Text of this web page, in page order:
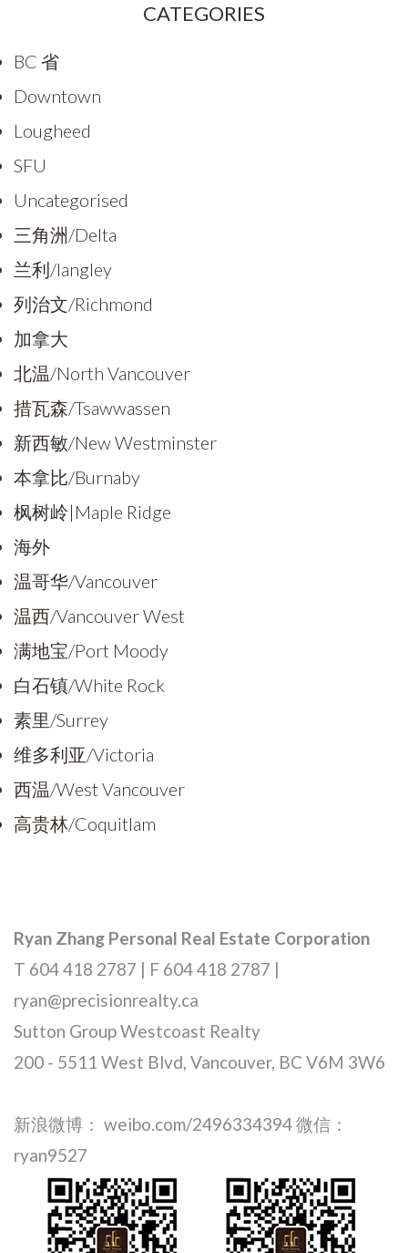
CATEGORIES
BC 省
Downtown
Lougheed
SFU
Uncategorised
三角洲/Delta
兰利/langley
列治文/Richmond
加拿大
北温/North Vancouver
措瓦森/Tsawwassen
新西敏/New Westminster
本拿比/Burnaby
枫树岭|Maple Ridge
海外
温哥华/Vancouver
温西/Vancouver West
满地宝/Port Moody
白石镇/White Rock
素里/Surrey
维多利亚/Victoria
西温/West Vancouver
高贵林/Coquitlam
Ryan Zhang Personal Real Estate Corporation
T 604 418 2787 | F 604 418 2787 |
ryan@precisionrealty.ca
Sutton Group Westcoast Realty
200 - 5511 West Blvd, Vancouver, BC V6M 3W6
新浪微博： weibo.com/2496334394 微信：
ryan9527